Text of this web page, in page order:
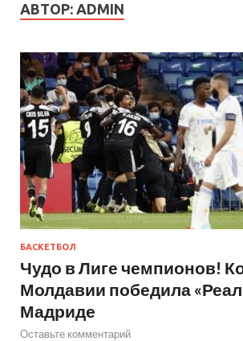
АВТОР: ADMIN
БАСКЕТБОЛ
Чудо в Лиге чемпионов!
Молдавии победила
Мадриде
Оставьте комментарий